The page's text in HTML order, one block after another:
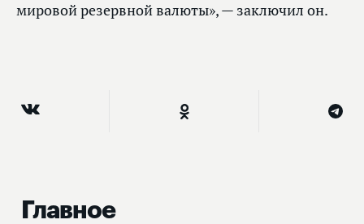
мировой резервной валюты», — заключил он.
Главное